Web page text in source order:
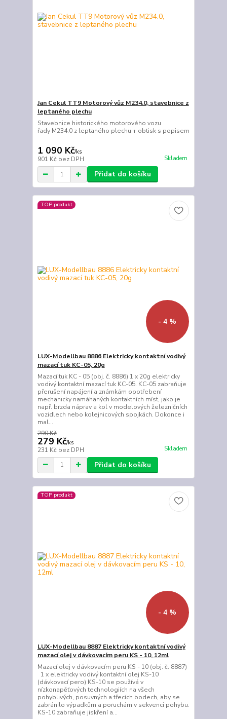
Jan Cekul TT9 Motorový vůz M234.0, stavebnice z
leptaného plechu
Stavebnice historického motorového vozu
řady M234.0 z leptaného plechu + obtisk s popisem
1 090 Kč/ks
901 Kč bez DPH Skladem
Přidat do košíku
TOP produkt
- 4 %
LUX-Modellbau 8886 Elektricky kontaktní vodivý
mazací tuk KC-05, 20g
Mazací tuk KC - 05 (obj. č. 8886) 1 x 20g elektricky
vodivý kontaktní mazací tuk KC-05. KC-05 ​​zabraňuje
přerušení napájení a známkám opotřebení
mechanicky namáhaných kontaktních míst, jako je
např. brzda náprav a kol v modelových železničních
vozidlech nebo kolejnicových spojkách. Dokonce i
mal...
290 Kč
279 Kč/ks
231 Kč bez DPH Skladem
Přidat do košíku
TOP produkt
- 4 %
LUX-Modellbau 8887 Elektricky kontaktní vodivý
mazací olej v dávkovacím peru KS - 10, 12ml
Mazací olej v dávkovacím peru KS - 10 (obj. č. 8887)
1 x elektricky vodivý kontaktní olej KS-10
(dávkovací pero) KS-10 se používá v
nízkonapěťových technologiích na všech
pohyblivých, posuvných a třecích bodech, aby se
zabránilo výpadkům a poruchám v sekvenci pohybu.
KS-10 zabraňuje jiskření a...